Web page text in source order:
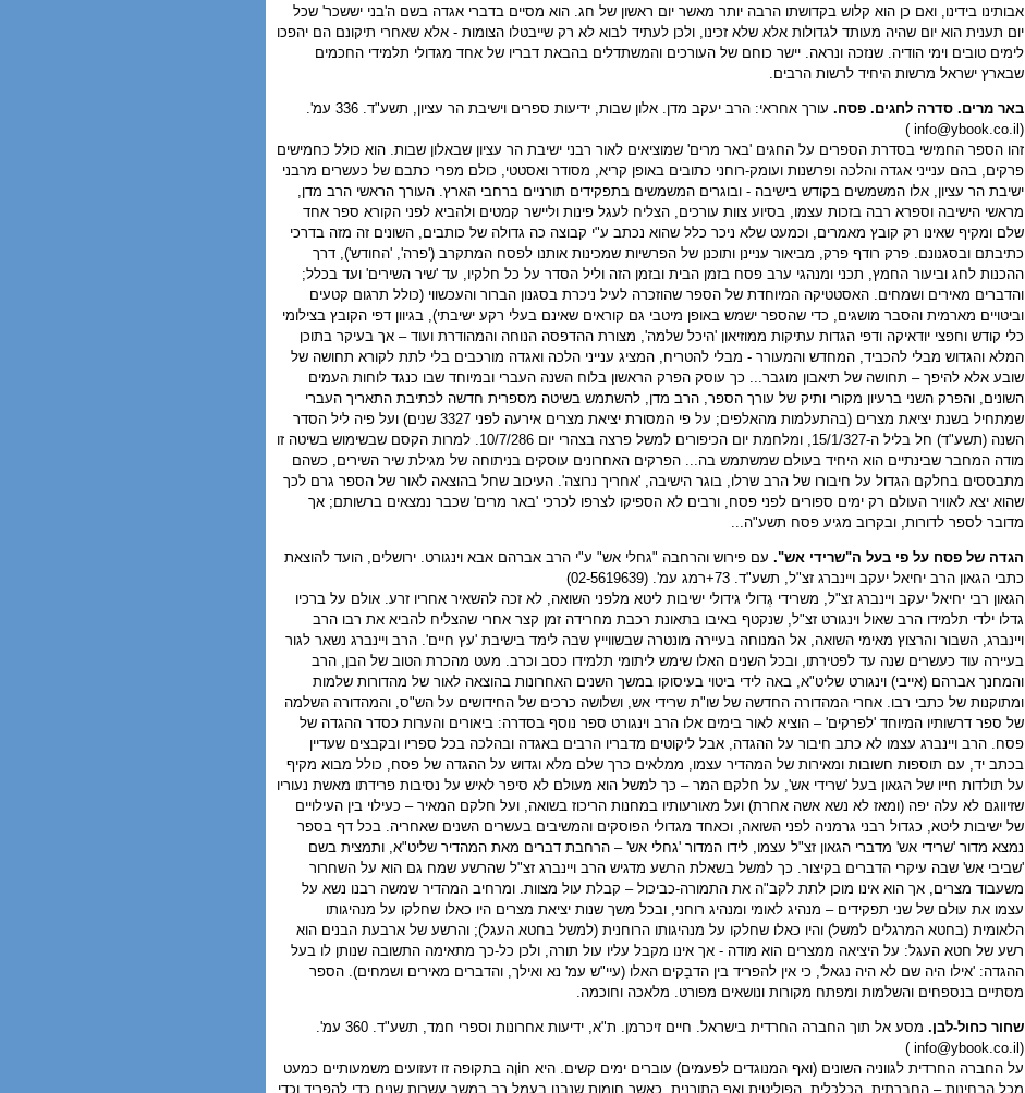
אבותינו בידינו, ואם כן הוא קלוש בקדושתו הרבה יותר מאשר יום ראשון של חג. הוא מסיים בדברי אגדה בשם ה'בני יששכר' שכל
יום תענית הוא יום שהיה מעותד לגדולות אלא שלא זכינו, ולכן לעתיד לבוא לא רק שייבטלו הצומות - אלא שאחרי תיקונם הם יהפכו
לימים טובים וימי הודיה. שנזכה ונראה. יישר כוחם של העורכים והמשתדלים בהבאת דבריו של אחד מגדולי תלמידי החכמים
שבארץ ישראל מרשות היחיד לרשות הרבים.
באר מרים. סדרה לחגים. פסח.
עורך אחראי: הרב יעקב מדן. אלון שבות, ידיעות ספרים וישיבת הר עציון, תשע"ד. 336 עמ'.
(
info@ybook.co.il
)
זהו הספר החמישי בסדרת הספרים על החגים 'באר מרים' שמוציאים לאור רבני ישיבת הר עציון שבאלון שבות. הוא כולל כחמישים
פרקים, בהם ענייני אגדה והלכה ופרשנות ועומק-רוחני כתובים באופן קריא, מסודר ואסטטי, כולם מפרי כתבם של כעשרים מרבני
ישיבת הר עציון, אלו המשמשים בקודש בישיבה - ובוגרים המשמשים בתפקידים תורניים ברחבי הארץ. העורך הראשי הרב מדן,
מראשי הישיבה וספרא רבה בזכות עצמו, בסיוע צוות עורכים, הצליח לעגל פינות וליישר קמטים ולהביא לפני הקורא ספר אחד
שלם ומקיף שאינו רק קובץ מאמרים, וכמעט שלא ניכר כלל שהוא נכתב ע"י קבוצה כה גדולה של כותבים, השונים זה מזה בדרכי
כתיבתם ובסגנונם. פרק רודף פרק, מביאור עניינן ותוכנן של הפרשיות שמכינות אותנו לפסח המתקרב ('פרה', 'החודש'), דרך
ההכנות לחג וביעור החמץ, תכני ומנהגי ערב פסח בזמן הבית ובזמן הזה וליל הסדר על כל חלקיו, עד 'שיר השירים' ועד בכלל;
והדברים מאירים ושמחים. האסטטיקה המיוחדת של הספר שהוזכרה לעיל ניכרת בסגנון הברור והעכשווי (כולל תרגום קטעים
וביטויים מארמית והסבר מושגים, כדי שהספר ישמש באופן מיטבי גם קוראים שאינם בעלי רקע ישיבתי), בגיוון דפי הקובץ בצילומי
כלי קודש וחפצי יודאיקה ודפי הגדות עתיקות ממוזיאון 'היכל שלמה', מצורת ההדפסה הנוחה והמהודרת ועוד – אך בעיקר בתוכן
המלא והגדוש מבלי להכביד, המחדש והמעורר - מבלי להטריח, המציג ענייני הלכה ואגדה מורכבים בלי לתת לקורא תחושה של
שובע אלא להיפך – תחושה של תיאבון מוגבר... כך עוסק הפרק הראשון בלוח השנה העברי ובמיוחד שבו כנגד לוחות העמים
השונים, והפרק השני ברעיון מקורי ותיק של עורך הספר, הרב מדן, להשתמש בשיטה מספרית חדשה לכתיבת התאריך העברי
שמתחיל בשנת יציאת מצרים (בהתעלמות מהאלפים; על פי המסורת יציאת מצרים אירעה לפני 3327 שנים) ועל פיה ליל הסדר
השנה (תשע"ד) חל בליל ה-15/1/327, ומלחמת יום הכיפורים למשל פרצה בצהרי יום 10/7/286. למרות הקסם שבשימוש בשיטה זו
מודה המחבר שבינתיים הוא היחיד בעולם שמשתמש בה... הפרקים האחרונים עוסקים בניתוחה של מגילת שיר השירים, כשהם
מתבססים בחלקם הגדול על חיבורו של הרב שרלו, בוגר הישיבה, 'אחריך נרוצה'. העיכוב שחל בהוצאה לאור של הספר גרם לכך
שהוא יצא לאוויר העולם רק ימים ספורים לפני פסח, ורבים לא הספיקו לצרפו לכרכי 'באר מרים' שכבר נמצאים ברשותם; אך
מדובר לספר לדורות, ובקרוב מגיע פסח תשע"ה...
הגדה של פסח על פי בעל ה"שרידי אש". עם פירוש והרחבה "גחלי אש" ע"י הרב אברהם אבא וינגורט. ירושלים, הועד להוצאת
כתבי הגאון הרב יחיאל יעקב ויינברג זצ"ל, תשע"ד. 73+רמג עמ'. (02-5619639)
הגאון רבי יחיאל יעקב ויינברג זצ"ל, משרידי גְדולי גידולי ישיבות ליטא מלפני השואה, לא זכה להשאיר אחריו זרע. אולם על ברכיו
גדלו ילדי תלמידו הרב שאול וינגורט זצ"ל, שנקטף באיבו בתאונת רכבת מחרידה זמן קצר אחרי שהצליח להביא את רבו הרב
ויינברג, השבור והרצוץ מאימי השואה, אל המנוחה בעיירה מונטרה שבשווייץ שבה לימד בישיבת 'עץ חיים'. הרב ויינברג נשאר לגור
בעיירה עוד כעשרים שנה עד לפטירתו, ובכל השנים האלו שימש ליתומי תלמידו כסב וכרב. מעט מהכרת הטוב של הבן, הרב
והמחנך אברהם (אייבי) וינגורט שליט"א, באה לידי ביטוי בעיסוקו במשך השנים האחרונות בהוצאה לאור של מהדורות שלמות
ומתוקנות של כתבי רבו. אחרי המהדורה החדשה של שו"ת שרידי אש, ושלושה כרכים של החידושים על הש"ס, והמהדורה השלמה
של ספר דרשותיו המיוחד 'לפרקים' – הוציא לאור בימים אלו הרב וינגורט ספר נוסף בסדרה: ביאורים והערות כסדר ההגדה של
פסח. הרב ויינברג עצמו לא כתב חיבור על ההגדה, אבל ליקוטים מדבריו הרבים באגדה ובהלכה בכל ספריו ובקבצים שעדיין
בכתב יד, עם תוספות חשובות ומאירות של המהדיר עצמו, ממלאים כרך שלם מלא וגדוש על ההגדה של פסח, כולל מבוא מקיף
על תולדות חייו של הגאון בעל 'שרידי אש', על חלקם המר – כך למשל הוא מעולם לא סיפר לאיש על נסיבות פרידתו מאשת נעוריו
שזיווגם לא עלה יפה (ומאז לא נשא אשה אחרת) ועל מאורעותיו במחנות הריכוז בשואה, ועל חלקם המאיר – כעילוי בין העילויים
של ישיבות ליטא, כגדול רבני גרמניה לפני השואה, וכאחד מגדולי הפוסקים והמשיבים בעשרים השנים שאחריה. בכל דף בספר
נמצא מדור 'שרידי אש' מדברי הגאון זצ"ל עצמו, לידו המדור 'גחלי אש' – הרחבת דברים מאת המהדיר שליט"א, ותמצית בשם
'שביבי אש' שבה עיקרי הדברים בקיצור. כך למשל בשאלת הרשע מדגיש הרב ויינברג זצ"ל שהרשע שמח גם הוא על השחרור
משעבוד מצרים, אך הוא אינו מוכן לתת לקב"ה את התמורה-כביכול – קבלת עול מצוות. ומרחיב המהדיר שמשה רבנו נשא על
עצמו את עוּלם של שני תפקידים – מנהיג לאומי ומנהיג רוחני, ובכל משך שנות יציאת מצרים היו כאלו שחלקו על מנהיגותו
הלאומית (בחטא המרגלים למשל) והיו כאלו שחלקו על מנהיגותו הרוחנית (למשל בחטא העגל); והרשע של ארבעת הבנים הוא
רשע של חטא העגל: על היציאה ממצרים הוא מודה - אך אינו מקבל עליו עול תורה, ולכן כל-כך מתאימה התשובה שנותן לו בעל
ההגדה: 'אילו היה שם לא היה נגאל', כי אין להפריד בין הדבֵקים האלו (עיי"ש עמ' נא ואילך, והדברים מאירים ושמחים). הספר
מסתיים בנספחים והשלמות ומפתח מקורות ונושאים מפורט. מלאכה וחוכמה.
שחור כחול-לבן.
מסע אל תוך החברה החרדית בישראל. חיים זיכרמן. ת"א, ידיעות אחרונות וספרי חמד, תשע"ד. 360 עמ'.
(
info@ybook.co.il
)
על החברה החרדית לגווניה השונים (ואף המנוגדים לפעמים) עוברים ימים קשים. היא חוֹוָה בתקופה זו זעזועים משמעותיים כמעט
מכל הבחינות – החברתית, הכלכלית, הפוליטית ואף התורנית, כאשר חומות שנבנו בעמל רב במשך עשרות שנים כדי להפריד וכדי